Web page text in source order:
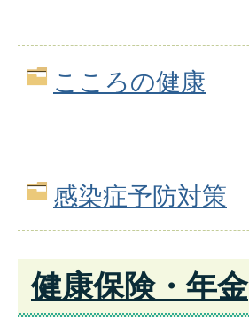
こころの健康
感染症予防対策
健康保険・年金